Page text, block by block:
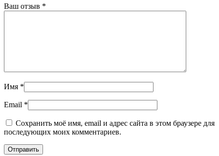
Ваш отзыв *
Имя *
Email *
Сохранить моё имя, email и адрес сайта в этом браузере для
последующих моих комментариев.